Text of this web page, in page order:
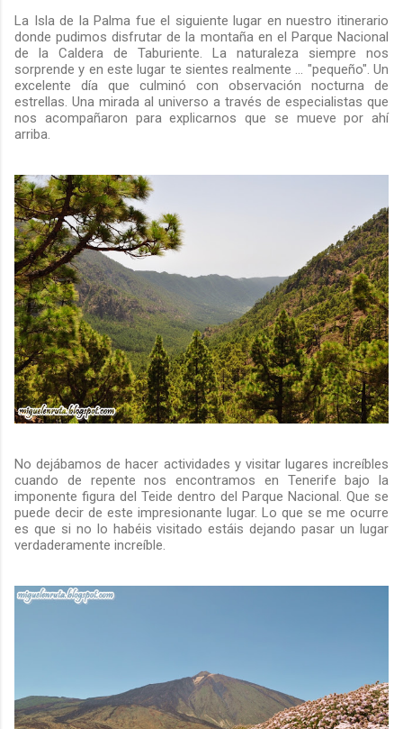
La Isla de la Palma fue el siguiente lugar en nuestro itinerario
donde pudimos disfrutar de la montaña en el Parque Nacional
de la Caldera de Taburiente. La naturaleza siempre nos
sorprende y en este lugar te sientes realmente ... "pequeño". Un
excelente día que culminó con observación nocturna de
estrellas. Una mirada al universo a través de especialistas que
nos acompañaron para explicarnos que se mueve por ahí
arriba.
No dejábamos de hacer actividades y visitar lugares increíbles
cuando de repente nos encontramos en Tenerife bajo la
imponente figura del Teide dentro del Parque Nacional. Que se
puede decir de este impresionante lugar. Lo que se me ocurre
es que si no lo habéis visitado estáis dejando pasar un lugar
verdaderamente increíble.